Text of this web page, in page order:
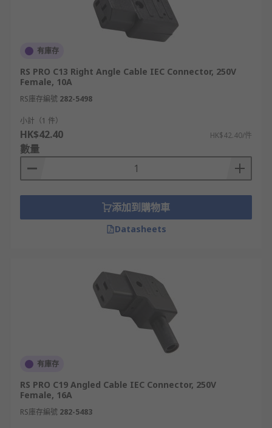
C15A/C16A- Is similar to the C15 and C16,
but is rated for a higher temperature.
C17/C18- Is an unearthed power connector
that is used in audio applications when
audio quality is a concern.
C19/C20- Is a power connector for high
current applications, such as
uninterruptible power supplies or power
distribution units.
有庫存
RS PRO C13 Right Angle Cable IEC Connector, 250V
Female, 10A
RS庫存編號 282-5498
小計（1 件）
HK$42.40 HK$42.40/件
數量
添加到購物車
Datasheets
有庫存
RS PRO C19 Angled Cable IEC Connector, 250V
Female, 16A
RS庫存編號 282-5483